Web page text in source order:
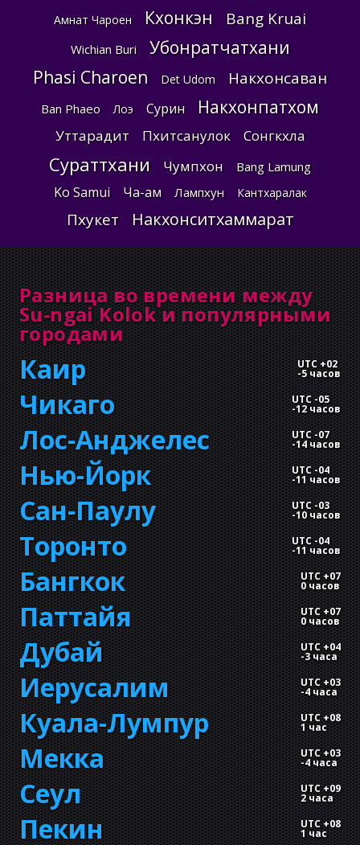
Амнат Чароен Кхонкэн Bang Kruai
Wichian Buri
Убонратчатхани
Phasi Charoen
Det Udom Накхонсаван
Ban Phaeo Лоэ Сурин Накхонпатхом
Уттарадит Пхитсанулок Сонгкхла
Сураттхани Чумпхон Bang Lamung
Ko Samui Ча-ам Лампхун Кантхаралак
Пхукет Накхонситхаммарат
Разница во времени между
Su-ngai Kolok и популярными
городами
Каир UTC +02
-5 часов
Чикаго UTC -05
-12 часов
Лос-Анджелес UTC -07
-14 часов
Нью-Йорк UTC -04
-11 часов
Сан-Паулу UTC -03
-10 часов
Торонто UTC -04
-11 часов
Бангкок UTC +07
0 часов
Паттайя UTC +07
0 часов
Дубай UTC +04
-3 часа
Иерусалим UTC +03
-4 часа
Куала-Лумпур UTC +08
1 час
Мекка UTC +03
-4 часа
Сеул UTC +09
2 часа
Пекин UTC +08
1 час